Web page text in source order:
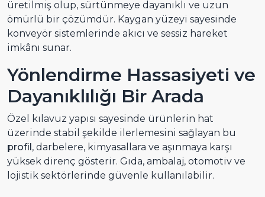
üretilmiş olup, sürtünmeye dayanıklı ve uzun
ömürlü bir çözümdür. Kaygan yüzeyi sayesinde
konveyör sistemlerinde akıcı ve sessiz hareket
imkânı sunar.
Yönlendirme Hassasiyeti ve
Dayanıklılığı Bir Arada
Özel kılavuz yapısı sayesinde ürünlerin hat
üzerinde stabil şekilde ilerlemesini sağlayan bu
profil, darbelere, kimyasallara ve aşınmaya karşı
yüksek direnç gösterir. Gıda, ambalaj, otomotiv ve
lojistik sektörlerinde güvenle kullanılabilir.